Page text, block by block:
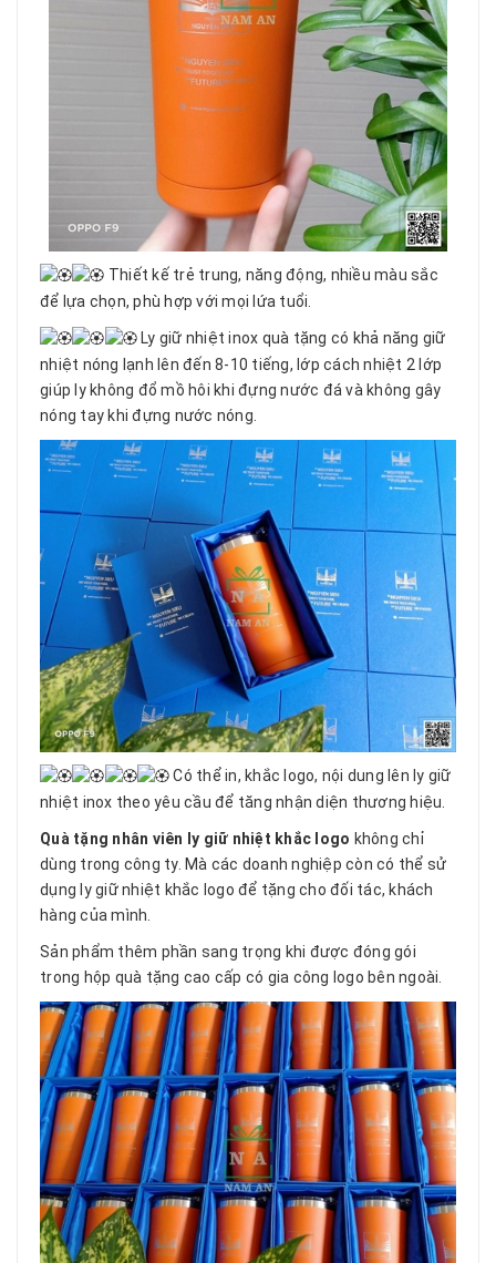
Thiết kế trẻ trung, năng động, nhiều màu sắc
để lựa chọn, phù hợp với mọi lứa tuổi.
Ly giữ nhiệt inox quà tặng có khả năng giữ
nhiệt nóng lạnh lên đến 8-10 tiếng, lớp cách nhiệt 2 lớp
giúp ly không đổ mồ hôi khi đựng nước đá và không gây
nóng tay khi đựng nước nóng.
Có thể in, khắc logo, nội dung lên ly giữ
nhiệt inox theo yêu cầu để tăng nhận diện thương hiệu.
Quà tặng nhân viên ly giữ nhiệt khắc logo không chỉ
dùng trong công ty. Mà các doanh nghiệp còn có thể sử
dụng ly giữ nhiệt khắc logo để tặng cho đối tác, khách
hàng của mình.
Sản phẩm thêm phần sang trọng khi được đóng gói
trong hộp quà tặng cao cấp có gia công logo bên ngoài.